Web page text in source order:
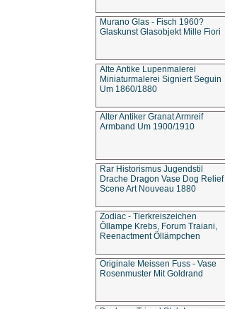
Murano Glas - Fisch 1960?
Glaskunst Glasobjekt Mille Fiori
Alte Antike Lupenmalerei
Miniaturmalerei Signiert Seguin
Um 1860/1880
Alter Antiker Granat Armreif
Armband Um 1900/1910
Rar Historismus Jugendstil
Drache Dragon Vase Dog Relief
Scene Art Nouveau 1880
Zodiac - Tierkreiszeichen
Öllampe Krebs, Forum Traiani,
Reenactment Öllämpchen
Originale Meissen Fuss - Vase
Rosenmuster Mit Goldrand